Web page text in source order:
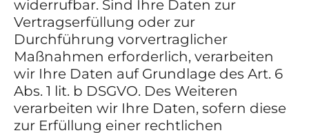
widerrufbar. Sind Ihre Daten zur
Vertragserfüllung oder zur
Durchführung vorvertraglicher
Maßnahmen erforderlich, verarbeiten
wir Ihre Daten auf Grundlage des Art. 6
Abs. 1 lit. b DSGVO. Des Weiteren
verarbeiten wir Ihre Daten, sofern diese
zur Erfüllung einer rechtlichen